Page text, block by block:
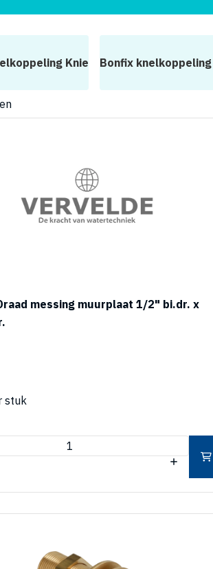
Knie Bonfix
messing muurplaat 1/2" bi.dr. x
stuk